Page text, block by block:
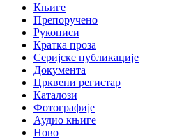
Књиге
Препоручено
Рукописи
Кратка проза
Серијске публикације
Документа
Црквени регистар
Каталози
Фотографије
Аудио књиге
Ново